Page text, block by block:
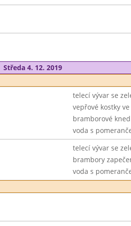
Středa 4. 12. 2019
telecí vývar se
vepřové kostky
bramborové
voda s
telecí vývar se
brambory
voda s